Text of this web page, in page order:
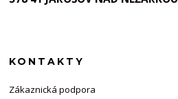
KONTAKTY
Zákaznická podpora